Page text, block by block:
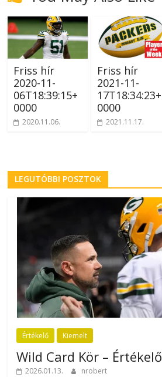
Friss hír
2020-11-
06T18:39:15+
0000
2020.11.06.
Friss hír
2021-11-
17T18:34:23+
0000
2021.11.17.
LEGUTÓBBI POSZTOK
Értékelő Kiemelt
Wild Card Kör – Értékelő
2026.01.13. nrobert